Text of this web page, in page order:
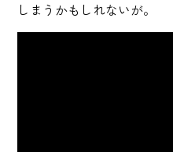
しまうかもしれないが。